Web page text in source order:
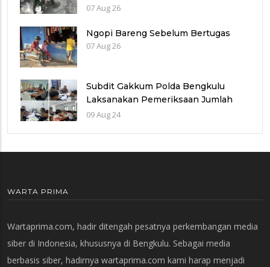
Jalan Berkualitas
07 Aug 26
Ngopi Bareng Sebelum Bertugas
07 Aug 26
Subdit Gakkum Polda Bengkulu
Laksanakan Pemeriksaan Jumlah
Laka Lantas di Polres Benteng
09 Aug 24
WARTA PRIMA
Wartaprima.com, hadir ditengah pesatnya perkembangan media
siber di Indonesia, khususnya di Bengkulu. Sebagai media
berbasis siber, hadirnya wartaprima.com kami harap menjadi